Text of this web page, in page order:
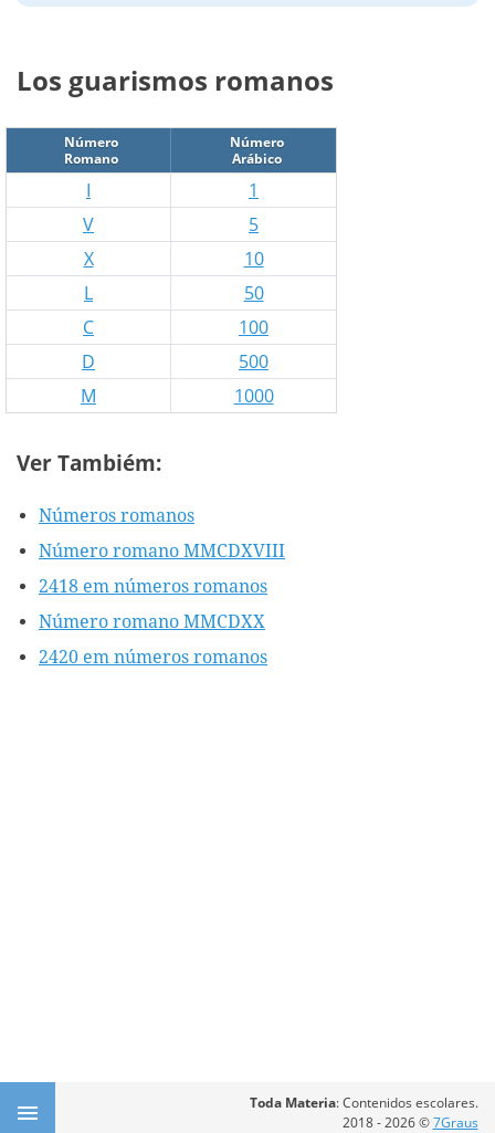
Los guarismos romanos
Número
Romano
Número
Arábico
I
1
V
5
X
10
L
50
C
100
D
500
M
1000
Ver Tambiém:
Números romanos
Número romano MMCDXVIII
2418 em números romanos
Número romano MMCDXX
2420 em números romanos
Toda Materia: Contenidos escolares.
2018 - 2026 ©7Graus